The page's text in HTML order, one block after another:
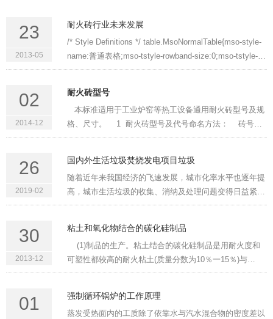
23
2013-05
耐火砖行业未来发展
/* Style Definitions */ table.MsoNormalTable{mso-style-
name:普通表格;mso-tstyle-rowband-size:0;mso-tstyle-
colband-size:0;mso-style-noshow:yes;mso-style-
parent:"";mso-padding···
02
2014-12
耐火砖型号
本标准适用于工业炉窑等热工设备通用耐火砖型号及规
格、尺寸。 1 耐火砖型号及代号命名方法： 砖号中T
表示通用砖的“通”字汉语拼音
母。短横线后为顺序···
26
2019-02
国内外生活垃圾焚烧发电项目垃圾
随着近年来我国经济的飞速发展，城市化率水平也逐年提
高，城市生活垃圾的收集、消纳及处理问题变得日益紧
迫。相比于传统的卫生填埋方式，生活垃圾焚烧方式更加
三五”全国城镇生活垃···
30
2013-12
粘土和氧化物结合的碳化硅制品
(1)制品的生产。粘土结合的碳化硅制品是用耐火度和
可塑性都较高的耐火粘土(质量分数为10％一15％)与
SiC(质量分数为50％一90％)，以及其他瘠性耐火材料配
等作结合剂，使泥料含···
01 强制循环锅炉的工作原理
蒸发受热面内的工质除了依靠水与汽水混合物的密度差以